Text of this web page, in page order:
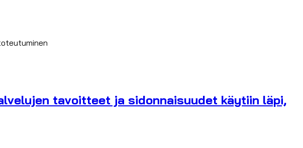
tavoitteet ja sidonnaisuudet käytiin läpi,